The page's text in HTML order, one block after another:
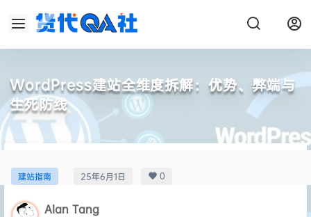
WordPress建站全维度拆解：优势、弊端与
生死防线
建站指南 25年6月1日 0
Alan Tang